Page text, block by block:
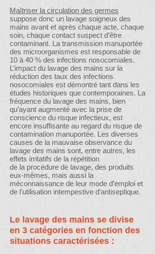
Maîtriser la circulation des germes
suppose donc un lavage soigneux des
mains avant et après chaque acte, chaque
soin, chaque contact suspect d’être
contaminant. La transmission manuportée
des microorganismes est responsable de
10 à 40 % des infections nosocomiales.
L’impact du lavage des mains sur la
réduction des taux des infections
nosocomiales est démontré tant dans les
études historiques que contemporaines. La
fréquence du lavage des mains, bien
qu’ayant augmenté avec la prise de
conscience du risque infectieux, est
encore insuffisante au regard du risque de
contamination manuportée. Les diverses
causes de la mauvaise observance du
lavage des mains sont, entre autres, les
effets irritatifs de la répétition
de la procédure de lavage, des produits
eux-mêmes, mais aussi la
méconnaissance de leur mode d’emploi et
de l’utilisation intempestive d’antiseptique.
Le lavage des mains se divise
en 3 catégories en fonction des
situations caractérisées :